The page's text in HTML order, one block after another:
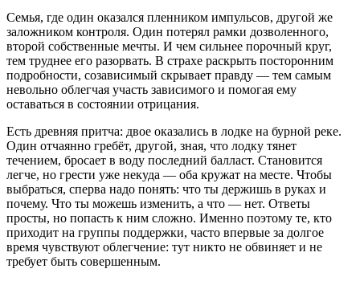
Семья, где один оказался пленником импульсов, другой же
заложником контроля. Один потерял рамки дозволенного,
второй собственные мечты. И чем сильнее порочный круг,
тем труднее его разорвать. В страхе раскрыть посторонним
подробности, созависимый скрывает правду — тем самым
невольно облегчая участь зависимого и помогая ему
оставаться в состоянии отрицания.
Есть древняя притча: двое оказались в лодке на бурной реке.
Один отчаянно гребёт, другой, зная, что лодку тянет
течением, бросает в воду последний балласт. Становится
легче, но грести уже некуда — оба кружат на месте. Чтобы
выбраться, сперва надо понять: что ты держишь в руках и
почему. Что ты можешь изменить, а что — нет. Ответы
просты, но попасть к ним сложно. Именно поэтому те, кто
приходит на группы поддержки, часто впервые за долгое
время чувствуют облегчение: тут никто не обвиняет и не
требует быть совершенным.